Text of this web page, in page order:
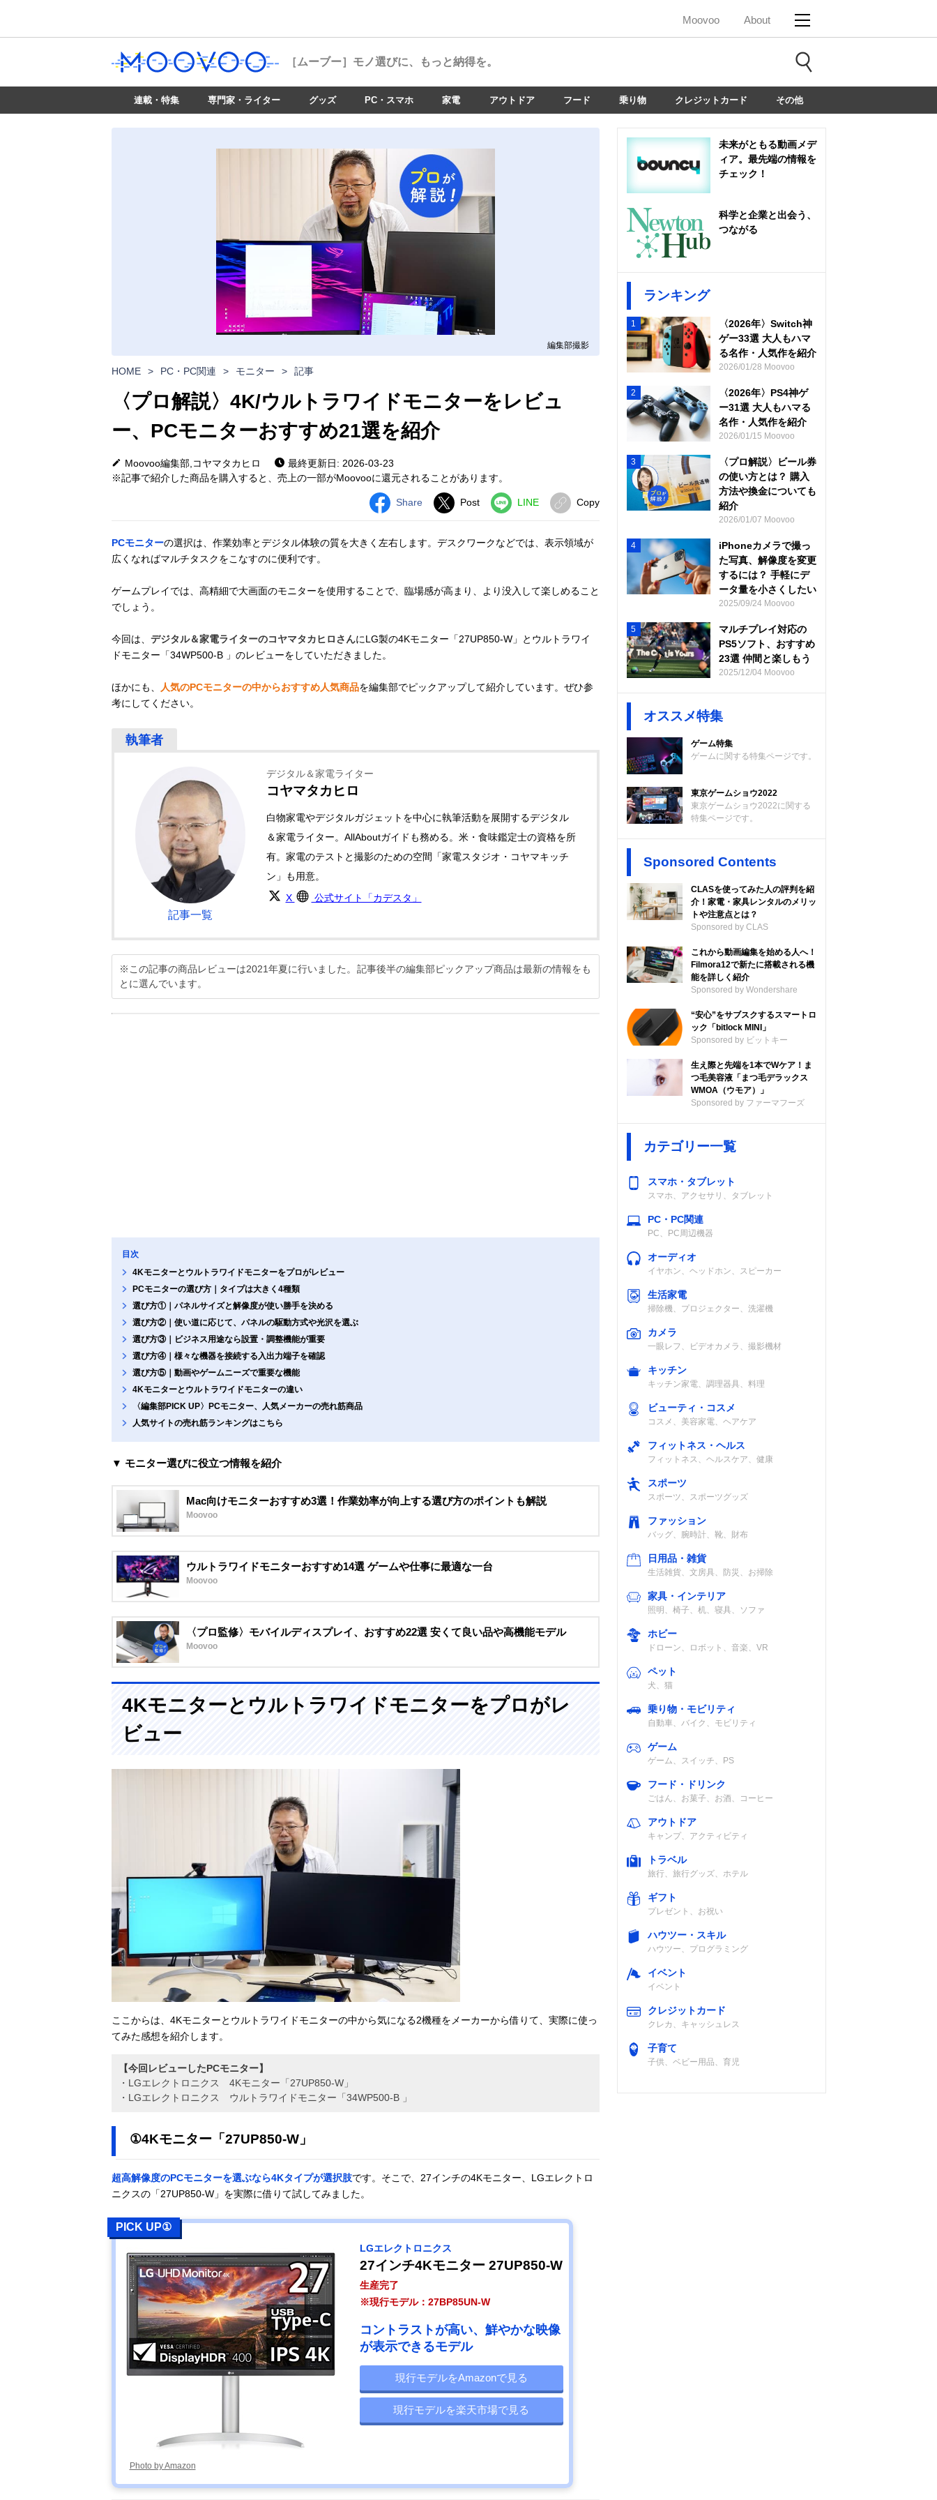
Moovoo About
［ムーブー］ モノ選びに、もっと納得を。
連載・特集 専門家・ライター グッズ PC・スマホ 家電 アウトドア フード 乗り物 クレジットカード その他
編集部撮影
HOME > PC・PC関連 > モニター > 記事
〈プロ解説〉4K/ウルトラワイドモニターをレビュ
ー、PCモニターおすすめ21選を紹介
Moovoo編集部,コヤマタカヒロ
最終更新日: 2026-03-23
※記事で紹介した商品を購入すると、売上の一部がMoovooに還元されることがあります。
Share Post LINE Copy
PCモニターの選択は、作業効率とデジタル体験の質を大きく左右します。デスクワークなどでは、表示領域が
広くなればマルチタスクをこなすのに便利です。
ゲームプレイでは、高精細で大画面のモニターを使用することで、臨場感が高まり、より没入して楽しめること
でしょう。
今回は、 デジタル＆家電ライターのコヤマタカヒロさんにLG製の4Kモニター「27UP850-W」とウルトラワイ
ドモニター「34WP500-B 」のレビューをしていただきました。
ほかにも、 人気のPCモニターの中からおすすめ人気商品を編集部でピックアップして紹介しています。ぜひ参
考にしてください。
記事一覧
デジタル＆家電ライター
コヤマタカヒロ
白物家電やデジタルガジェットを中心に執筆活動を展開するデジタル
＆家電ライター。AllAboutガイドも務める。米・食味鑑定士の資格を所
有。家電のテストと撮影のための空間「家電スタジオ・コヤマキッチ
ン」も用意。
X
公式サイト「カデスタ」
※この記事の商品レビューは2021年夏に行いました。記事後半の編集部ピックアップ商品は最新の情報をも
とに選んでいます。
目次
4Kモニターとウルトラワイドモニターをプロがレビュー
PCモニターの選び方｜タイプは大きく4種類
選び方①｜パネルサイズと解像度が使い勝手を決める
選び方②｜使い道に応じて、パネルの駆動方式や光沢を選ぶ
選び方③｜ビジネス用途なら設置・調整機能が重要
選び方④｜様々な機器を接続する入出力端子を確認
選び方⑤｜動画やゲームニーズで重要な機能
4Kモニターとウルトラワイドモニターの違い
〈編集部PICK UP〉PCモニター、人気メーカーの売れ筋商品
人気サイトの売れ筋ランキングはこちら
▼ モニター選びに役立つ情報を紹介
Mac向けモニターおすすめ3選！作業効率が向上する選び方のポイントも解説
Moovoo
ウルトラワイドモニターおすすめ14選 ゲームや仕事に最適な一台
Moovoo
〈プロ監修〉モバイルディスプレイ、おすすめ22選 安くて良い品や高機能モデル
Moovoo
4Kモニターとウルトラワイドモニターをプロがレ
ビュー
ここからは、4Kモニターとウルトラワイドモニターの中から気になる2機種をメーカーから借りて、実際に使っ
てみた感想を紹介します。
【今回レビューしたPCモニター】
・LGエレクトロニクス 4Kモニター「27UP850-W」
・LGエレクトロニクス ウルトラワイドモニター「34WP500-B 」
①4Kモニター「27UP850-W」
超高解像度のPCモニターを選ぶなら4Kタイプが選択肢です。そこで、27インチの4Kモニター、LGエレクトロ
ニクスの「27UP850-W」を実際に借りて試してみました。
PICK UP①
Photo by Amazon
LGエレクトロニクス
27インチ4Kモニター 27UP850-W
生産完了
※現行モデル：27BP85UN-W
コントラストが高い、鮮やかな映像
が表示できるモデル
現行モデルをAmazonで見る
現行モデルを楽天市場で見る
未来がともる動画メデ
ィア。最先端の情報を
チェック！
科学と企業と出会う、
つながる
ランキング
1
〈2026年〉Switch神
ゲー33選 大人もハマ
る名作・人気作を紹介
2026/01/28 Moovoo
2
〈2026年〉PS4神ゲ
ー31選 大人もハマる
名作・人気作を紹介
2026/01/15 Moovoo
3
〈プロ解説〉ビール券
の使い方とは？ 購入
方法や換金についても
紹介
2026/01/07 Moovoo
4
iPhoneカメラで撮っ
た写真、解像度を変更
するには？ 手軽にデ
ータ量を小さくしたい
2025/09/24 Moovoo
5
マルチプレイ対応の
PS5ソフト、おすすめ
23選 仲間と楽しもう
2025/12/04 Moovoo
オススメ特集
ゲーム特集
ゲームに関する特集ページです。
東京ゲームショウ2022
東京ゲームショウ2022に関する
特集ページです。
Sponsored Contents
CLASを使ってみた人の評判を紹
介！家電・家具レンタルのメリッ
トや注意点とは？
Sponsored by CLAS
これから動画編集を始める人へ！
Filmora12で新たに搭載される機
能を詳しく紹介
Sponsored by Wondershare
“安心”をサブスクするスマートロ
ック「bitlock MINI」
Sponsored by ビットキー
生え際と先端を1本でWケア！ま
つ毛美容液「まつ毛デラックス
WMOA（ウモア）」
Sponsored by ファーマフーズ
カテゴリー一覧
スマホ・タブレット
スマホ、アクセサリ、タブレット
PC・PC関連
PC、PC周辺機器
オーディオ
イヤホン、ヘッドホン、スピーカー
生活家電
掃除機、プロジェクター、洗濯機
カメラ
一眼レフ、ビデオカメラ、撮影機材
キッチン
キッチン家電、調理器具、料理
ビューティ・コスメ
コスメ、美容家電、ヘアケア
フィットネス・ヘルス
フィットネス、ヘルスケア、健康
スポーツ
スポーツ、スポーツグッズ
ファッション
バッグ、腕時計、靴、財布
日用品・雑貨
生活雑貨、文房具、防災、お掃除
家具・インテリア
照明、椅子、机、寝具、ソファ
ホビー
ドローン、ロボット、音楽、VR
ペット
犬、猫
乗り物・モビリティ
自動車、バイク、モビリティ
ゲーム
ゲーム、スイッチ、PS
フード・ドリンク
ごはん、お菓子、お酒、コーヒー
アウトドア
キャンプ、アクティビティ
トラベル
旅行、旅行グッズ、ホテル
ギフト
プレゼント、お祝い
ハウツー・スキル
ハウツー、プログラミング
イベント
イベント
クレジットカード
クレカ、キャッシュレス
子育て
子供、ベビー用品、育児